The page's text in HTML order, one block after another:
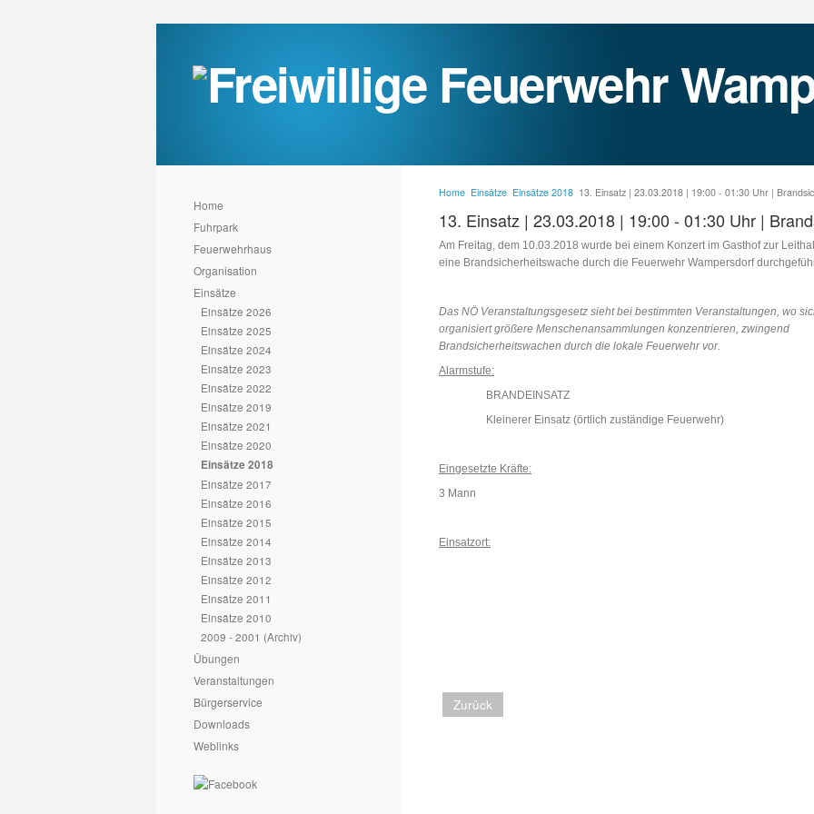
Home
Fuhrpark
Feuerwehrhaus
Organisation
Einsätze
Einsätze 2026
Einsätze 2025
Einsätze 2024
Einsätze 2023
Einsätze 2022
Einsätze 2019
Einsätze 2021
Einsätze 2020
Einsätze 2018
Einsätze 2017
Einsätze 2016
Einsätze 2015
Einsätze 2014
Einsätze 2013
Einsätze 2012
Einsätze 2011
Einsätze 2010
2009 - 2001 (Archiv)
Übungen
Veranstaltungen
Bürgerservice
Downloads
Weblinks
Home Einsätze Einsätze 2018 13. Einsatz | 23.03.2018 | 19:00 - 01:30 Uhr |
13. Einsatz | 23.03.2018 | 19:00 - 01:30 Uhr |
Am Freitag, dem 10.03.2018 wurde bei einem Konzert im Gasthof zur
eine Brandsicherheitswache durch die Feuerwehr Wampersdorf
Das NÖ Veranstaltungsgesetz sieht bei bestimmten Veranstaltungen, wo
organisiert größere Menschenansammlungen konzentrieren, zwingend
Brandsicherheitswachen durch die lokale Feuerwehr vor.
Alarmstufe:
BRANDEINSATZ
Kleinerer Einsatz (örtlich zuständige Feuerwehr)
Eingesetzte Kräfte:
3 Mann
Einsatzort:
Zurück